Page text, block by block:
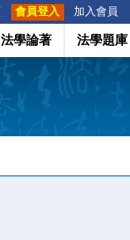
會員登入 加入會員
法學論著 法學題庫